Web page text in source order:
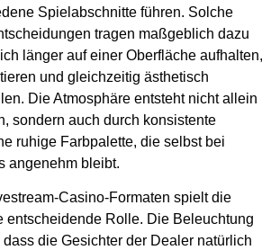
Spielabschnitte führen. Solche
tragen maßgeblich dazu
länger auf einer Oberfläche aufhalten,
und gleichzeitig ästhetisch
Die Atmosphäre entsteht nicht allein
sondern auch durch konsistente
ruhige Farbpalette, die selbst bei
angenehm bleibt.
Casino-Formaten spielt die
entscheidende Rolle. Die Beleuchtung
dass die Gesichter der Dealer natürlich